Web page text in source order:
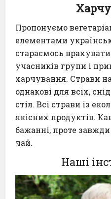
Х
Пропонуємо
елементами
стараємось
учасників групи і
харчування. Страви
однакові для всіх,
стіл. Всі страви із
якісних продуктів.
бажанні, проте
чай.
Наші